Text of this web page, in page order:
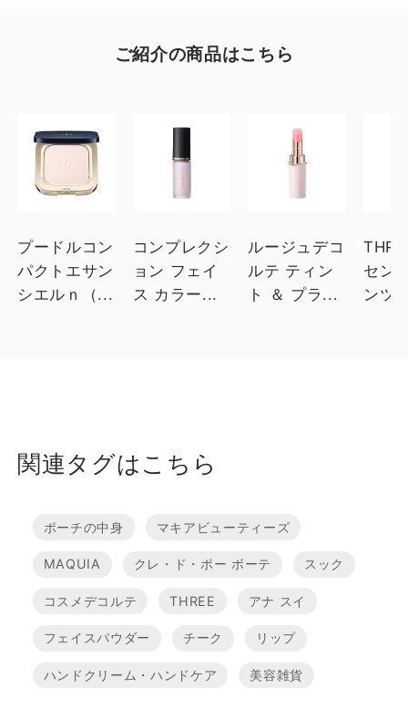
ご紹介の商品はこちら
プードルコン
パクトエサン
シエルｎ
（...
コンプレクシ
ョン フェイ
ス カラー...
ルージュデコ
ルテ ティン
ト ＆ プラ...
セン
ンツ
関連タグはこちら
ポーチの中身 マキアビューティーズ
MAQUIA クレ・ド・ポー ボーテ スック
コスメデコルテ THREE アナ スイ
フェイスパウダー チーク リップ
ハンドクリーム・ハンドケア 美容雑貨